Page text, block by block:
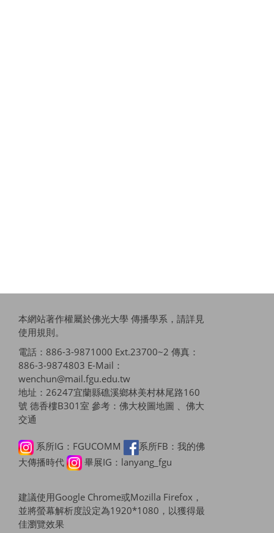
本網站著作權屬於佛光大學 傳播學系，請詳見
使用規則。
電話：886-3-9871000 Ext.23700~2 傳真：
886-3-9874803 E-Mail：
wenchun@mail.fgu.edu.tw
地址：26247宜蘭縣礁溪鄉林美村林尾路160
號 德香樓B301室 參考： 佛大校圖地圖 、佛大
交通
系所IG：FGUCOMM
系所FB：我的佛
大傳播時代
畢展IG：lanyang_fgu
建議使用Google Chrome或Mozilla Firefox，
並將螢幕解析度設定為1920*1080，以獲得最
佳瀏覽效果